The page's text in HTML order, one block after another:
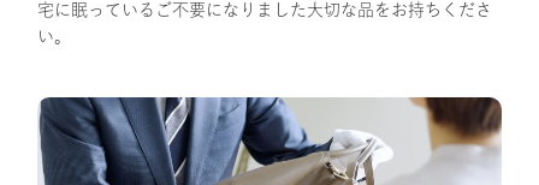
宅に眠っているご不要になりました大切な品をお持ちくださ
い。